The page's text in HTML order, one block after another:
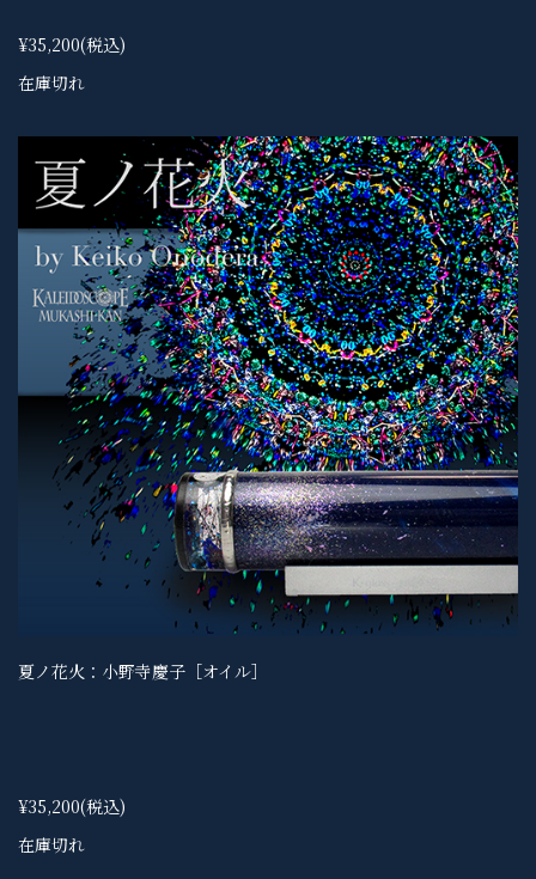
¥35,200(税込)
在庫切れ
夏ノ花火：小野寺慶子［オイル］
¥35,200(税込)
在庫切れ